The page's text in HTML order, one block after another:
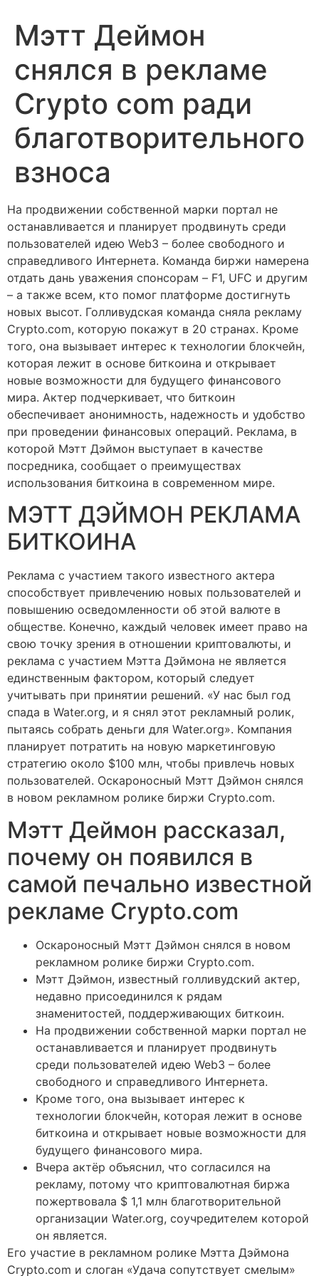
Мэтт Деймон
снялся в рекламе
Crypto com ради
благотворительного
взноса
На продвижении собственной марки портал не
останавливается и планирует продвинуть среди
пользователей идею Web3 – более свободного и
справедливого Интернета. Команда биржи намерена
отдать дань уважения спонсорам – F1, UFC и другим
– а также всем, кто помог платформе достигнуть
новых высот. Голливудская команда сняла рекламу
Crypto.com, которую покажут в 20 странах. Кроме
того, она вызывает интерес к технологии блокчейн,
которая лежит в основе биткоина и открывает
новые возможности для будущего финансового
мира. Актер подчеркивает, что биткоин
обеспечивает анонимность, надежность и удобство
при проведении финансовых операций. Реклама, в
которой Мэтт Дэймон выступает в качестве
посредника, сообщает о преимуществах
использования биткоина в современном мире.
МЭТТ ДЭЙМОН РЕКЛАМА
БИТКОИНА
Реклама с участием такого известного актера
способствует привлечению новых пользователей и
повышению осведомленности об этой валюте в
обществе. Конечно, каждый человек имеет право на
свою точку зрения в отношении криптовалюты, и
реклама с участием Мэтта Дэймона не является
единственным фактором, который следует
учитывать при принятии решений. «У нас был год
спада в Water.org, и я снял этот рекламный ролик,
пытаясь собрать деньги для Water.org». Компания
планирует потратить на новую маркетинговую
стратегию около $100 млн, чтобы привлечь новых
пользователей. Оскароносный Мэтт Дэймон снялся
в новом рекламном ролике биржи Crypto.com.
Мэтт Деймон рассказал,
почему он появился в
самой печально известной
рекламе Crypto.com
Оскароносный Мэтт Дэймон снялся в новом
рекламном ролике биржи Crypto.com.
Мэтт Дэймон, известный голливудский актер,
недавно присоединился к рядам
знаменитостей, поддерживающих биткоин.
На продвижении собственной марки портал не
останавливается и планирует продвинуть
среди пользователей идею Web3 – более
свободного и справедливого Интернета.
Кроме того, она вызывает интерес к
технологии блокчейн, которая лежит в основе
биткоина и открывает новые возможности для
будущего финансового мира.
Вчера актёр объяснил, что согласился на
рекламу, потому что криптовалютная биржа
пожертвовала $ 1,1 млн благотворительной
организации Water.org, соучредителем которой
он является.
Его участие в рекламном ролике Мэтта Дэймона
Crypto.com и слоган «Удача сопутствует смелым»